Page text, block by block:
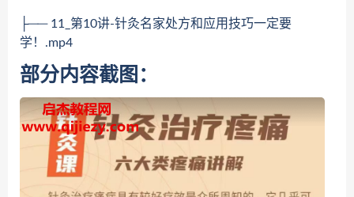
├── 11_第10讲-针灸名家处方和应用技巧一定要
学！.mp4
部分内容截图：